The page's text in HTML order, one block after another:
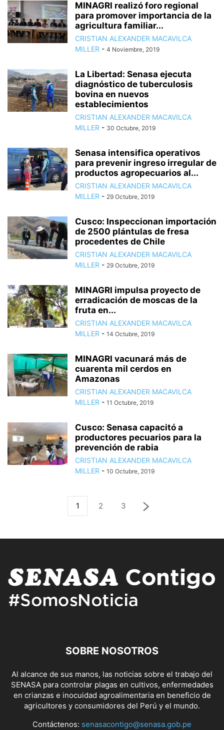
MINAGRI realizó foro regional
para promover importancia de la
agricultura familiar...
CRISTIAN ALEXANDER MACAVILCA
MILLER - 4 Noviembre, 2019
La Libertad: Senasa ejecuta
diagnóstico de tuberculosis
bovina en nuevos
establecimientos
CRISTIAN ALEXANDER MACAVILCA
MILLER - 30 Octubre, 2019
Senasa intensifica operativos
para prevenir ingreso irregular de
productos agropecuarios al...
CRISTIAN ALEXANDER MACAVILCA
MILLER - 29 Octubre, 2019
Cusco: Inspeccionan importación
de 2500 plántulas de fresa
procedentes de Chile
CRISTIAN ALEXANDER MACAVILCA
MILLER - 29 Octubre, 2019
MINAGRI impulsa proyecto de
erradicación de moscas de la
fruta en...
CRISTIAN ALEXANDER MACAVILCA
MILLER - 14 Octubre, 2019
MINAGRI vacunará más de
cuarenta mil cerdos en
Amazonas
CRISTIAN ALEXANDER MACAVILCA
MILLER - 11 Octubre, 2019
Cusco: Senasa capacitó a
productores pecuarios para la
prevención de rabia
CRISTIAN ALEXANDER MACAVILCA
MILLER - 10 Octubre, 2019
1 2 3
SOBRE NOSOTROS
Al alcance de sus manos, las noticias sobre el trabajo del
SENASA para controlar plagas en cultivos, enfermedades
en crianzas e inocuidad agroalimentaria en beneficio de
agricultores y consumidores del Perú y el mundo.
Contáctenos: senasacontigo@senasa.gob.pe